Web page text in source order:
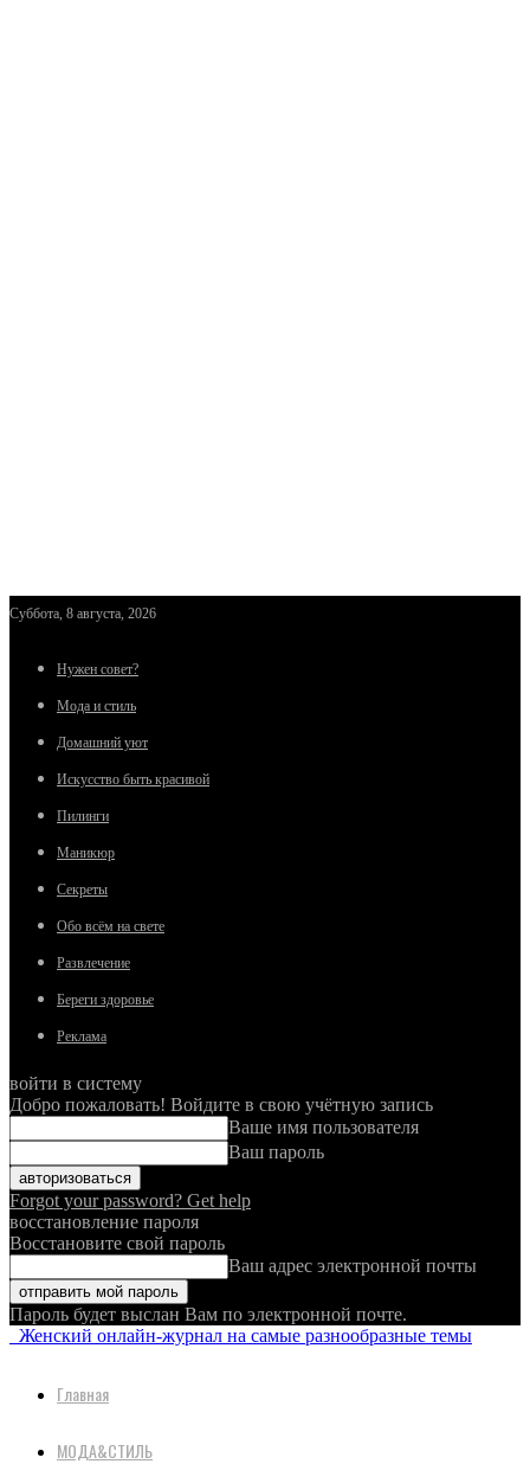
Суббота, 8 августа, 2026
Нужен совет?
Мода и стиль
Домашний уют
Искусство быть красивой
Пилинги
Маникюр
Секреты
Обо всём на свете
Развлечение
Береги здоровье
Реклама
войти в систему
Добро пожаловать! Войдите в свою учётную запись
Ваше имя пользователя
Ваш пароль
Forgot your password? Get help
восстановление пароля
Восстановите свой пароль
Ваш адрес электронной почты
Пароль будет выслан Вам по электронной почте.
Женский онлайн-журнал на самые разнообразные темы
Главная
МОДА&СТИЛЬ